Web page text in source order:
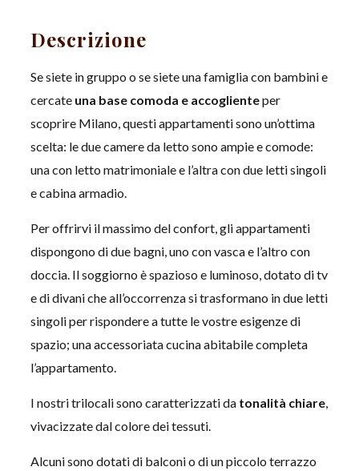
Descrizione
Se siete in gruppo o se siete una famiglia con bambini e
cercate una base comoda e accoglienteper
scoprire Milano, questi appartamenti sono un’ottima
scelta: le due camere da letto sono ampie e comode:
una con letto matrimoniale e l’altra con due letti singoli
e cabina armadio.
Per offrirvi il massimo del confort, gli appartamenti
dispongono di due bagni, uno con vasca e l’altro con
doccia. Il soggiorno è spazioso e luminoso, dotato di tv
e di divani che all’occorrenza si trasformano in due letti
singoli per rispondere a tutte le vostre esigenze di
spazio; una accessoriata cucina abitabile completa
l’appartamento.
I nostri trilocali sono caratterizzati da tonalità chiare
vivacizzate dal colore dei tessuti.
Alcuni sono dotati di balconi o di un piccolo terrazzo